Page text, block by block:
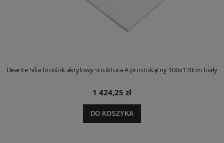
Deante Silia brodzik akrylowy struktura A prostokątny 100x120cm biały
1 424,25 zł
DO KOSZYKA